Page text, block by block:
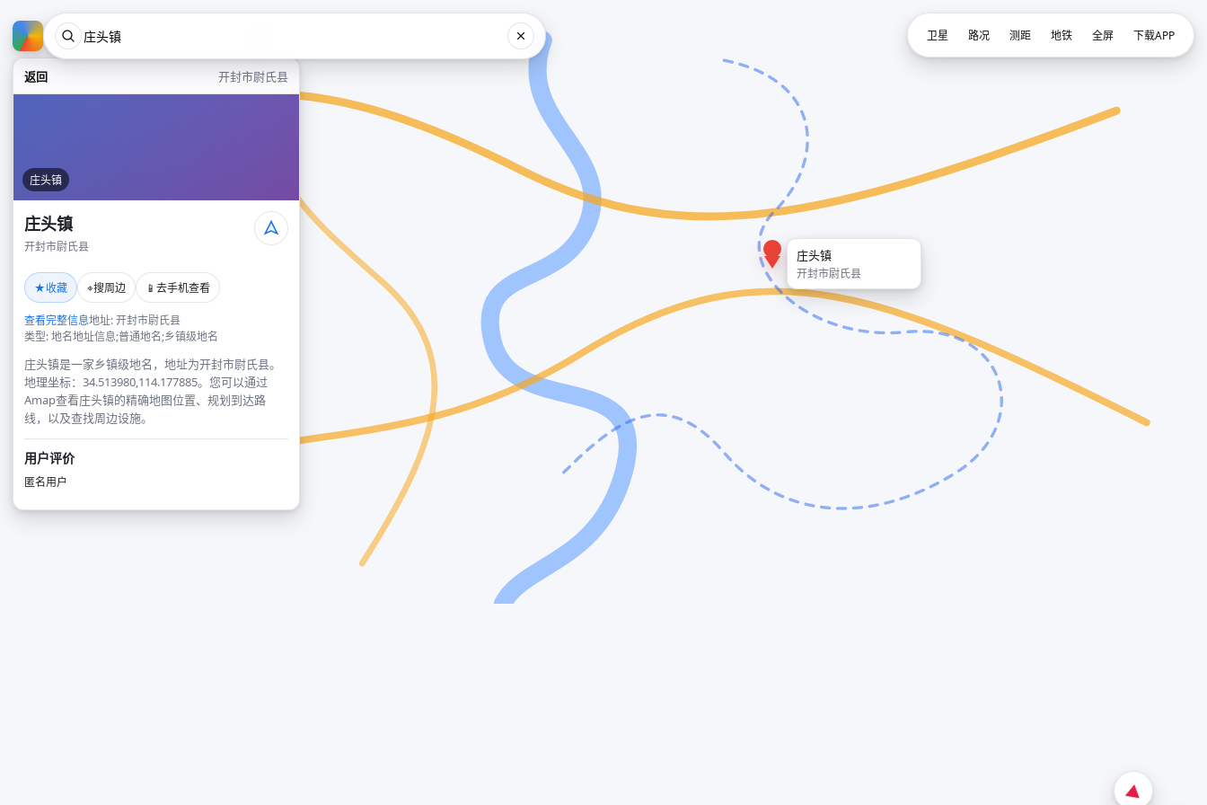
返回 开封市尉氏县
庄头镇
庄头镇
开封市尉氏县
★收藏 ⌖搜周边 📱 去手机查看
查看完整信息地址: 开封市尉氏县
类型: 地名地址信息;普通地名;乡镇级地名
庄头镇是一家乡镇级地名，地址为开封市尉氏县。
地理坐标：34.513980,114.177885。您可以通过
Amap查看庄头镇的精确地图位置、规划到达路
线，以及查找周边设施。
用户评价
匿名用户
庄头镇
开封市尉氏县
卫星 路况 测距 地铁 全屏 下载APP